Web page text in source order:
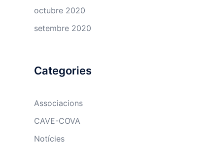
octubre 2020
setembre 2020
Categories
Associacions
CAVE-COVA
Notícies